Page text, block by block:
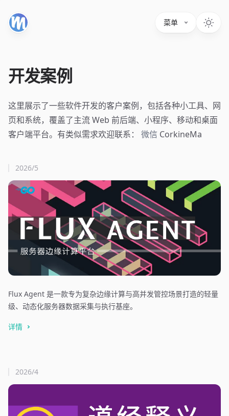
菜单
开发案例
这里展示了一些软件开发的客户案例，包括各种小工具、网
页和系统，覆盖了主流 Web 前后端、小程序、移动和桌面
客户端平台。有类似需求欢迎联系： 微信 CorkineMa
2026/5
Flux Agent 是一款专为复杂边缘计算与高并发管控场景打造的轻量
级、动态化服务器数据采集与执行基座。
详情
2026/4